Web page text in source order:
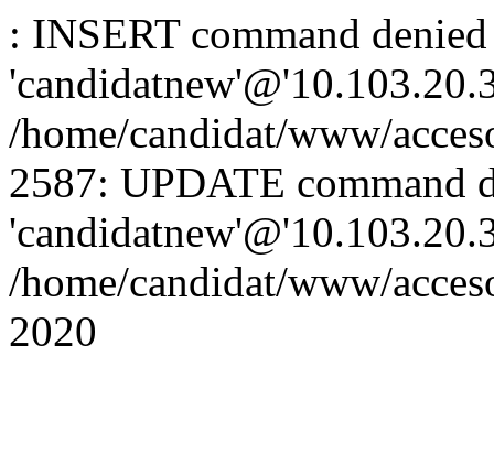
: INSERT command
/home/candidat/www/
2587: UPDATE command
/home/candidat/www/
2020